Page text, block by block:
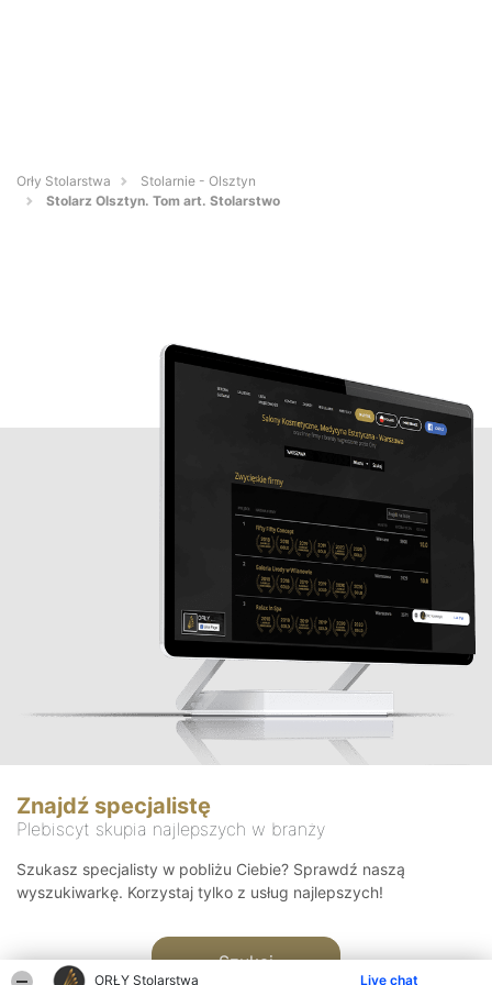
ORŁY Stolarstwa Live chat
Orły Stolarstwa
Stolarnie - Olsztyn
Stolarz Olsztyn. Tom art. Stolarstwo
Znajdź specjalistę
Plebiscyt skupia najlepszych w branży
Szukasz specjalisty w pobliżu Ciebie? Sprawdź naszą
wyszukiwarkę. Korzystaj tylko z usług najlepszych!
Szukaj